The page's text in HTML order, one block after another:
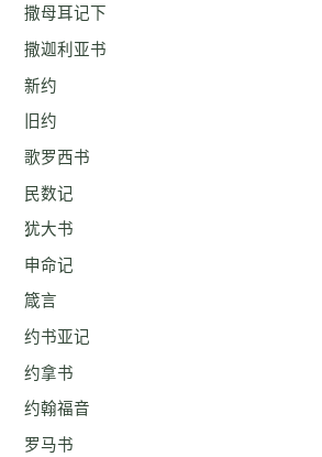
撒母耳记下
撒迦利亚书
新约
旧约
歌罗西书
民数记
犹大书
申命记
箴言
约书亚记
约拿书
约翰福音
罗马书